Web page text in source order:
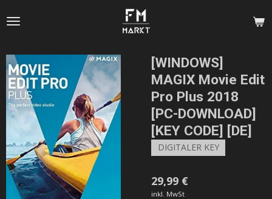
Hauptinhalt
[WINDOWS]
MAGIX Movie Edit
Pro Plus 2018
[PC-DOWNLOAD]
[KEY CODE] [DE]
DIGITALER KEY
29,99 €
inkl. MwSt